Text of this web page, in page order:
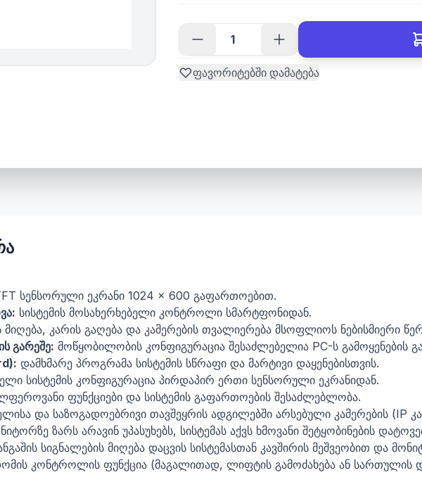
ფავორიტებში დამატება
TFT სენსორული ეკრანი 1024 × 600 გაფართოებით.
სისტემის მოსახერხებელი კონტროლი სმარტფონიდან.
მიღება, კარის გაღება და კამერების თვალიერება მსოფლიოს ნებისმიერი
გარეშე: მოწყობილობის კონფიგურაცია შესაძლებელია PC-ს გამოყენების
დამხმარე პროგრამა სისტემის სწრაფი და მარტივი დაყენებისთვის.
სისტემის კონფიგურაცია პირდაპირ ერთი სენსორული ეკრანიდან.
ფუნქციები და სისტემის გაფართოების შესაძლებლობა.
და საზოგადოებრივი თავშეყრის ადგილებში არსებული კამერების (IP
ზარს არავინ უპასუხებს, სისტემას აქვს ხმოვანი შეტყობინების
სიგნალების მიღება დაცვის სისტემასთან კავშირის მეშვეობით და
კონტროლის ფუნქცია (მაგალითად, ლიფტის გამოძახება ან სართულის